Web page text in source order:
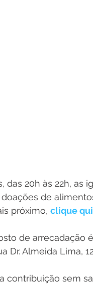
das 20h às 22h, as
de
próximo, clique qui
de arrecadação
Dr. Almeida Lima,
contribuição sem